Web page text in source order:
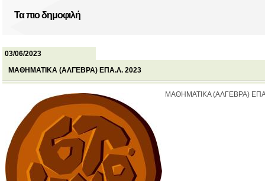
Τα πιο δημοφιλή
03/06/2023
ΜΑΘΗΜΑΤΙΚΑ (ΑΛΓΕΒΡΑ) ΕΠΑ.Λ. 2023
ΜΑΘΗΜΑΤΙΚΑ (ΑΛΓΕΒΡΑ)